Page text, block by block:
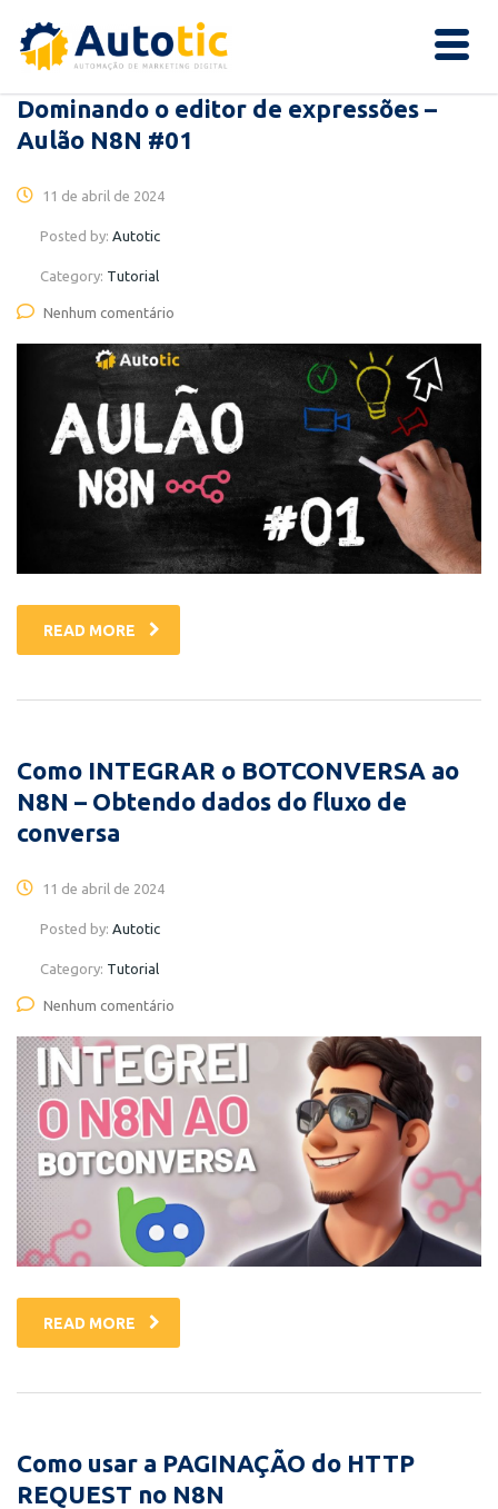
Dominando o editor de expressões –
Aulão N8N #01
11 de abril de 2024
Posted by: Autotic
Category: Tutorial
Nenhum comentário
READ MORE
Como INTEGRAR o BOTCONVERSA ao
N8N – Obtendo dados do fluxo de
conversa
11 de abril de 2024
Posted by: Autotic
Category: Tutorial
Nenhum comentário
READ MORE
Como usar a PAGINAÇÃO do HTTP
REQUEST no N8N